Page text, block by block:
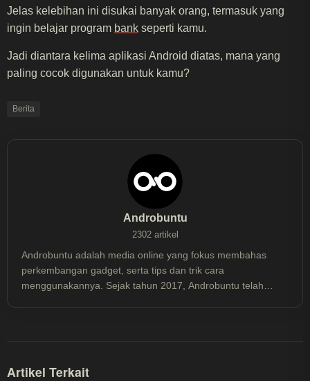
Jelas kelebihan ini disukai banyak orang, termasuk yang
ingin belajar program bank seperti kamu.
Jadi diantara kelima aplikasi Android diatas, mana yang
paling cocok digunakan untuk kamu?
Berita
Androbuntu
2302 artikel
Androbuntu adalah media online yang fokus membahas
perkembangan gadget, serta tips dan trik cara
menggunakannya. Sejak tahun 2017, Androbuntu telah
Artikel Terkait